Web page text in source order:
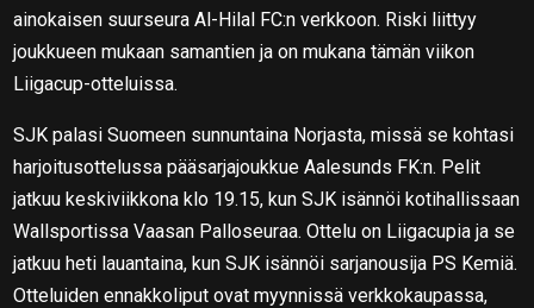
ainokaisen suurseura Al-Hilal FC:n verkkoon. Riski liittyy
joukkueen mukaan samantien ja on mukana tämän viikon
Liigacup-otteluissa.
SJK palasi Suomeen sunnuntaina Norjasta, missä se kohtasi
harjoitusottelussa pääsarjajoukkue Aalesunds FK:n. Pelit
jatkuu keskiviikkona klo 19.15, kun SJK isännöi kotihallissaan
Wallsportissa Vaasan Palloseuraa. Ottelu on Liigacupia ja se
jatkuu heti lauantaina, kun SJK isännöi sarjanousija PS Kemiä.
Otteluiden ennakkoliput ovat myynnissä verkkokaupassa,